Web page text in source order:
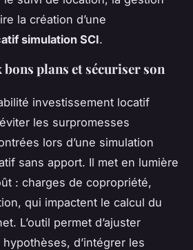
la création d’une
simulation SCI.
plans et sécuriser son
investissement locatif
les surpromesses
lors d’une simulation
sans apport. Il met en lumière
: charges de copropriété,
qui impactent le calcul du
L’outil permet d’ajuster
d’intégrer les